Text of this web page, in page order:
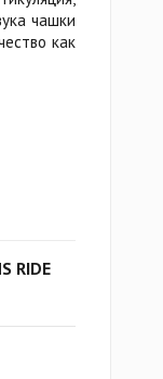
чашки
как
RIDE